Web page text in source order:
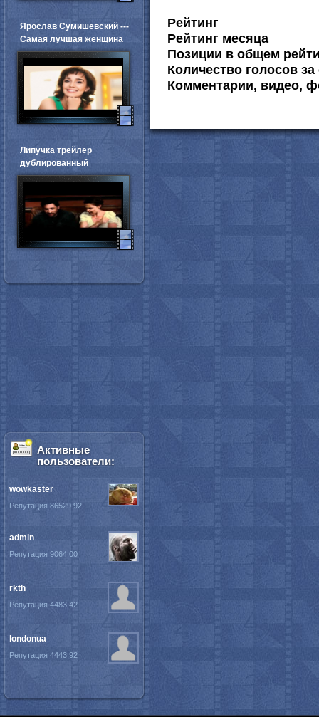
Рейтинг
Рейтинг месяца
Позиции в общем
Количество голосов за
Комментарии, видео,
Ярослав Сумишевский ---
Самая лучшая женщина
Липучка трейлер
дублированный
Активные
пользователи:
wowkaster
Репутация 86529.92
admin
Репутация 9064.00
rkth
Репутация 4483.42
londonua
Репутация 4443.92